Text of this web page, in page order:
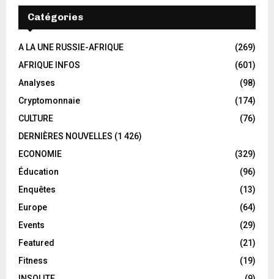
Catégories
A LA UNE RUSSIE-AFRIQUE
(269)
AFRIQUE INFOS
(601)
Analyses
(98)
Cryptomonnaie
(174)
CULTURE
(76)
DERNIÈRES NOUVELLES (1 426)
ECONOMIE
(329)
Éducation
(96)
Enquêtes
(13)
Europe
(64)
Events
(29)
Featured
(21)
Fitness
(19)